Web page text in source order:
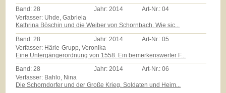
Band:28 Jahr:2014 Art-Nr.:04
Verfasser: Uhde, Gabriela
Kathrina Böschin und die Weiber von Schornbach. Wie sic...
Band: 28 Jahr: 2014 Art-Nr.:05
Verfasser: Härle-Grupp, Veronika
Eine Untergängerordnung von 1558. Ein bemerkenswerter F...
Band:28 Jahr:2014 Art-Nr.:06
Verfasser: Bahlo, Nina
Die Schorndorfer und der Große Krieg. Soldaten und Heim...